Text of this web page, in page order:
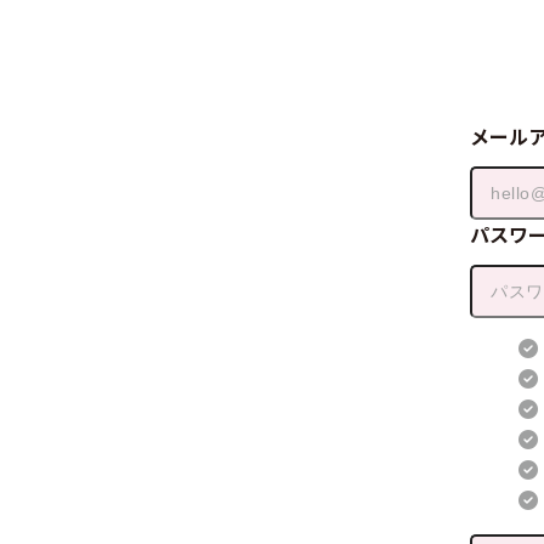
メール
パスワ